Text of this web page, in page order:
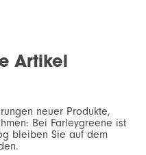
Artikel
neuer Produkte,
Bei Farleygreene ist
bleiben Sie auf dem